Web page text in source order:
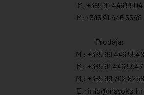
M. +385 91 446 5504
M: +385 91 446 5548
Prodaja:
M.: +385 99 446 5548
M: +385 91 446 5547
M.: +385 99 702 8258
E.: info@mayoko. hr